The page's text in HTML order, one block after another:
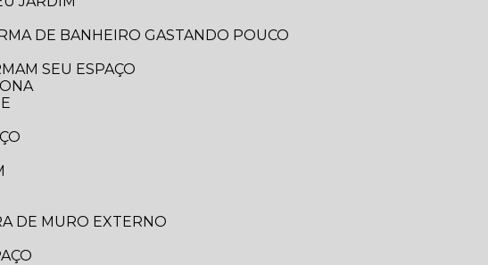
DE BANHEIRO GASTANDO POUCO
SEU ESPAÇO
DE MURO EXTERNO